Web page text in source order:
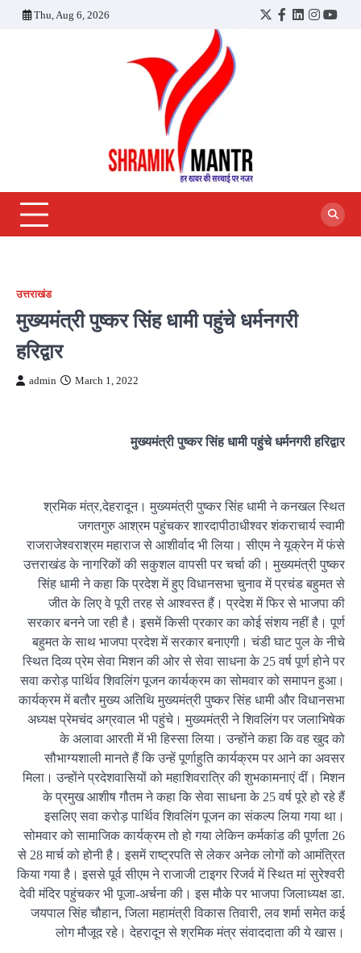
Thu, Aug 6, 2026
Twitter
Facebook
LinkedIn
उत्तराखंड
मुख्यमंत्री पुष्कर सिंह धामी पहुंचे धर्मनगरी
हरिद्वार
admin March 1, 2022
मुख्यमंत्री पुष्कर सिंह धामी पहुंचे धर्मनगरी हरिद्वार
श्रमिक मंत्र,देहरादून। मुख्यमंत्री पुष्कर सिंह धामी ने कनखल स्थित
जगतगुरु आश्रम पहुंचकर शारदापीठाधीश्वर शंकराचार्य स्वामी
राजराजेश्वराश्रम महाराज से आशीर्वाद भी लिया। सीएम ने यूक्रेन में फंसे
उत्तराखंड के नागरिकों की सकुशल वापसी पर चर्चा की। मुख्यमंत्री पुष्कर
सिंह धामी ने कहा कि प्रदेश में हुए विधानसभा चुनाव में प्रचंड बहुमत से
जीत के लिए वे पूरी तरह से आश्वस्त हैं। प्रदेश में फिर से भाजपा की
सरकार बनने जा रही है। इसमें किसी प्रकार का कोई संशय नहीं है। पूर्ण
बहुमत के साथ भाजपा प्रदेश में सरकार बनाएगी। चंडी घाट पुल के नीचे
स्थित दिव्य प्रेम सेवा मिशन की ओर से सेवा साधना के 25 वर्ष पूर्ण होने पर
सवा करोड़ पार्थिव शिवलिंग पूजन कार्यक्रम का सोमवार को समापन हुआ।
कार्यक्रम में बतौर मुख्य अतिथि मुख्यमंत्री पुष्कर सिंह धामी और विधानसभा
अध्यक्ष प्रेमचंद अग्रवाल भी पहुंचे। मुख्यमंत्री ने शिवलिंग पर जलाभिषेक
के अलावा आरती में भी हिस्सा लिया। उन्होंने कहा कि वह खुद को
सौभाग्यशाली मानते हैं कि उन्हें पूर्णाहुति कार्यक्रम पर आने का अवसर
मिला। उन्होंने प्रदेशवासियों को महाशिवरात्रि की शुभकामनाएं दीं। मिशन
के प्रमुख आशीष गौतम ने कहा कि सेवा साधना के 25 वर्ष पूरे हो रहे हैं
इसलिए सवा करोड़ पार्थिव शिवलिंग पूजन का संकल्प लिया गया था।
सोमवार को सामाजिक कार्यक्रम तो हो गया लेकिन कर्मकांड की पूर्णता 26
से 28 मार्च को होनी है। इसमें राष्ट्रपति से लेकर अनेक लोगों को आमंत्रित
किया गया है। इससे पूर्व सीएम ने राजाजी टाइगर रिजर्व में स्थित मां सुरेश्वरी
देवी मंदिर पहुंचकर भी पूजा-अर्चना की। इस मौके पर भाजपा जिलाध्यक्ष डा.
जयपाल सिंह चौहान, जिला महामंत्री विकास तिवारी, लव शर्मा समेत कई
लोग मौजूद रहे। देहरादून से श्रमिक मंत्र संवाददाता की ये खास।